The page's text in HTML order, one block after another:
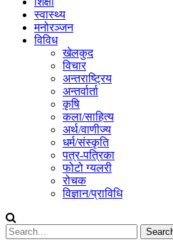
स्वास्थ्य
मनोरञ्जन
विविध
खेलकुद
विचार
अन्तराष्ट्रिय
अन्तर्वार्ता
कृषि
कला/साहित्य
अर्थ/वाणीज्य
धर्म/संस्कृति
पत्र-पत्रिका
फोटो ग्यलरी
रोचक
विज्ञान/प्राविधि